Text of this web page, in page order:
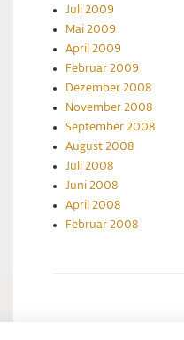
Juli 2009
Mai 2009
April 2009
Februar 2009
Dezember 2008
November 2008
September 2008
August 2008
Juli 2008
Juni 2008
April 2008
Februar 2008